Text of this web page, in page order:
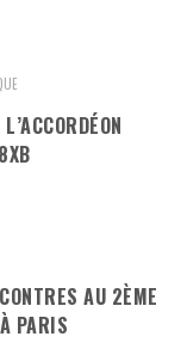
AU 2ÈME
PARIS